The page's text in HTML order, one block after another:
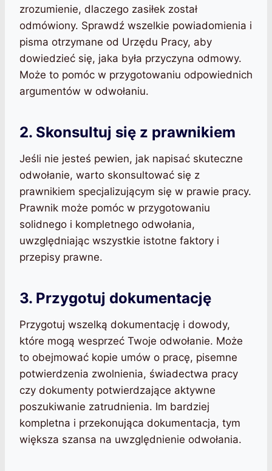
zrozumienie, dlaczego zasiłek został
odmówiony. Sprawdź wszelkie powiadomienia i
pisma otrzymane od Urzędu Pracy, aby
dowiedzieć się, jaka była przyczyna odmowy.
Może to pomóc w przygotowaniu odpowiednich
argumentów w odwołaniu.
2. Skonsultuj się z prawnikiem
Jeśli nie jesteś pewien, jak napisać skuteczne
odwołanie, warto skonsultować się z
prawnikiem specjalizującym się w prawie pracy.
Prawnik może pomóc w przygotowaniu
solidnego i kompletnego odwołania,
uwzględniając wszystkie istotne faktory i
przepisy prawne.
3. Przygotuj dokumentację
Przygotuj wszelką dokumentację i dowody,
które mogą wesprzeć Twoje odwołanie. Może
to obejmować kopie umów o pracę, pisemne
potwierdzenia zwolnienia, świadectwa pracy
czy dokumenty potwierdzające aktywne
poszukiwanie zatrudnienia. Im bardziej
kompletna i przekonująca dokumentacja, tym
większa szansa na uwzględnienie odwołania.